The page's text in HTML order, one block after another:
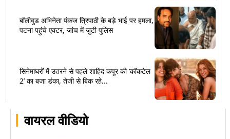
वायरल वीडियो
बॉलीवुड अभिनेता पंकज त्रिपाठी के बड़े भाई पर हमला,
पटना पहुंचे एक्टर, जांच में जुटी पुलिस
सिनेमाघरों में उतरने से पहले शाहिद कपूर की ‘कॉकटेल
2’ का बजा डंका, तेजी से बिक रहे...